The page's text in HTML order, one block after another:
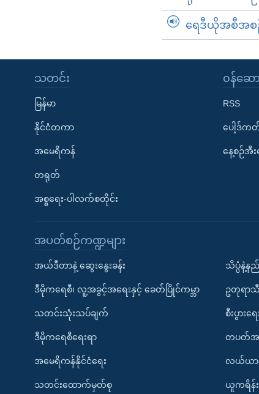
ရေဒီယိုအစီအစဉ်
သတင်း
မြန်မာ
နိုင်ငံတကာ
အမေရိကန်
တရုတ်
အစ္စရေး-ပါလက်စတိုင်း
၀န်ဆော
RSS
ပေါ့ဒ်က
နေ့စဉ်အီ
အပတ်စဉ်ကဏ္ဍများ
အယ်ဒီတာနဲ့ ဆွေးနွေးခန်း
ဒီမိုကရေစီ၊ လူ့အခွင့်အရေးနှင့် ခေတ်ပြိုင်ကမ္ဘာ
သတင်းသုံးသပ်ချက်
ဒီမိုကရေစီရေးရာ
အမေရိကန်နိုင်ငံရေး
သတင်းထောက်မှတ်စု
သိပ္ပံနဲ့န
ဥတုရာသီ
စီးပွားရေ
တပတ်အ
လယ်ယာစီ
ယူကရိန်း